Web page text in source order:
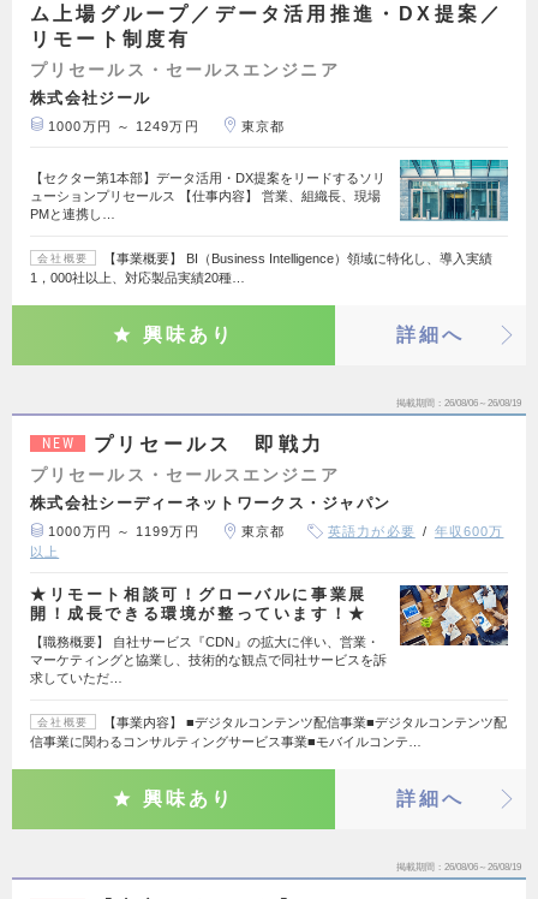
ム上場グループ／データ活用推進・DX提案／
リモート制度有
プリセールス・セールスエンジニア
株式会社ジール
1000万円 ～ 1249万円 東京都
【セクター第1本部】データ活用・DX提案をリードするソリ
ューションプリセールス 【仕事内容】 営業、組織長、現場
PMと連携し…
会社概要
【事業概要】 BI（Business Intelligence）領域に特化し、導入実績
1，000社以上、対応製品実績20種…
興味あり 詳細へ
掲載期間 26/08/06～26/08/19
NEW プリセールス 即戦力
プリセールス・セールスエンジニア
株式会社シーディーネットワークス・ジャパン
1000万円 ～ 1199万円 東京都 英語力が必要
年収600万
以上
★リモート相談可！グローバルに事業展
開！成長できる環境が整っています！★
【職務概要】 自社サービス『CDN』の拡大に伴い、営業・
マーケティングと協業し、技術的な観点で同社サービスを訴
求していただ…
会社概要
【事業内容】 ■デジタルコンテンツ配信事業■デジタルコンテンツ配
信事業に関わるコンサルティングサービス事業■モバイルコンテ…
興味あり 詳細へ
掲載期間 26/08/06～26/08/19